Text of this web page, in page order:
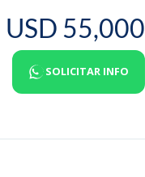
USD 55,000
SOLICITAR INFO